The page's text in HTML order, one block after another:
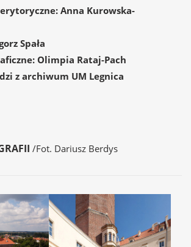
Anna Kurowska-
Spała
Olimpia Rataj-Pach
z archiwum UM Legnica
/Fot. Dariusz Berdys